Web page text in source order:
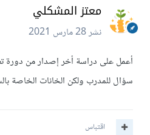
معتز المشكلي
نشر28 مارس 2021
أعمل على دراسة أخر إصدار من دورة
سؤال للمدرب ولكن الخانات الخاصة
اقتباس